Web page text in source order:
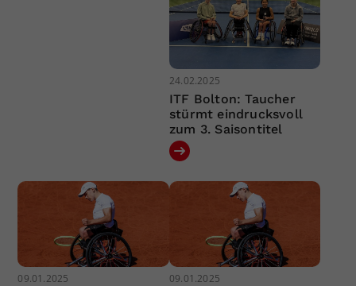
24.02.2025
ITF Bolton: Taucher
stürmt eindrucksvoll
zum 3. Saisontitel
09.01.2025 09.01.2025